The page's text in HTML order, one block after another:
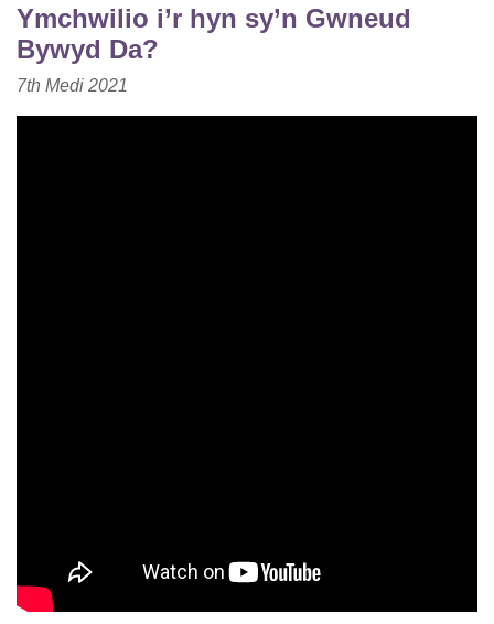
Ymchwilio i’r hyn sy’n Gwneud
Bywyd Da?
7th Medi 2021